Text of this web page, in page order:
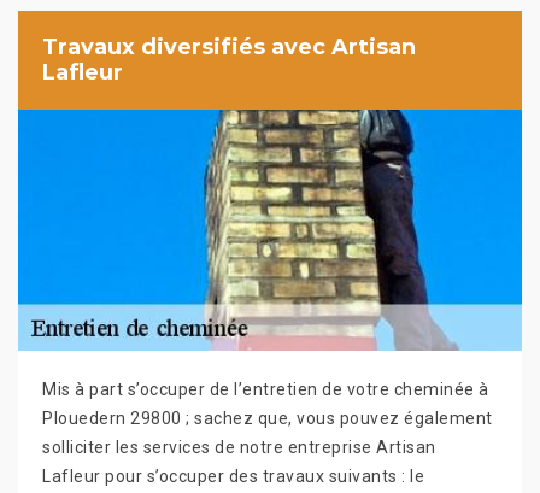
Travaux diversifiés avec Artisan
Lafleur
Mis à part s’occuper de l’entretien de votre cheminée à
Plouedern 29800 ; sachez que, vous pouvez également
solliciter les services de notre entreprise Artisan
Lafleur pour s’occuper des travaux suivants : le